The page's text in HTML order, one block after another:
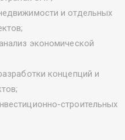
и отдельных
экономической
концепций и
строительных